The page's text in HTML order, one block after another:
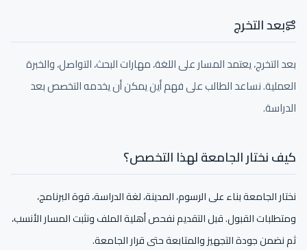
بعد التخرج
بعد التخرج، يعتمد المسار على اللغة، مهارات البحث، التواصل، والخبرة
العملية. نساعد الطالب على فهم أين يمكن أن يخدمه التخصص بعد
الدراسة.
كيف نختار الجامعة لهذا التخصص؟
نختار الجامعة بناء على الرسوم، المدينة، لغة الدراسة، قوة البرنامج،
ومتطلبات القبول. قبل التقديم نفحص أهلية الملف ونثبت المسار الأنسب،
ثم نضمن جودة التجهيز والمتابعة حتى قرار الجامعة.